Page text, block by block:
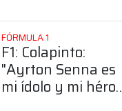
número 43
FÓRMULA 1
F1: Colapinto:
"Ayrton Senna es
mi ídolo y mi héroe